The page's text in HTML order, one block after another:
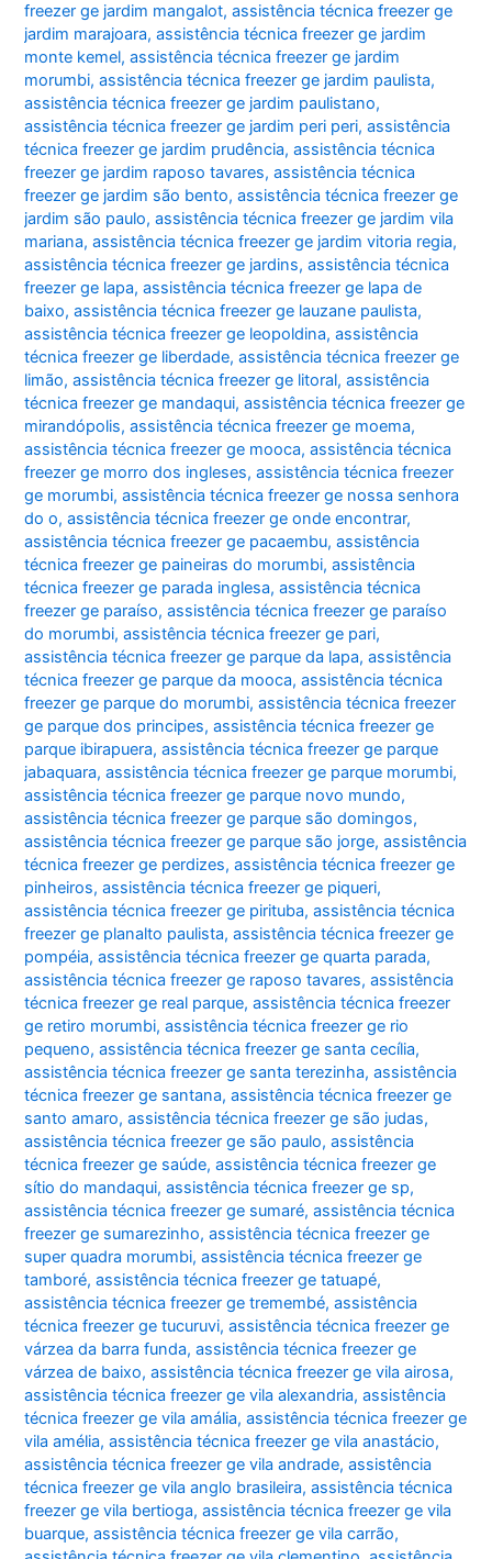
freezer ge jardim mangalot,assistência técnica freezer ge
jardim marajoara,assistência técnica freezer ge jardim
monte kemel,assistência técnica freezer ge jardim
morumbi,assistência técnica freezer ge jardim paulista,
assistência técnica freezer ge jardim paulistano,
assistência técnica freezer ge jardim peri peri,assistência
técnica freezer ge jardim prudência,assistência técnica
freezer ge jardim raposo tavares,assistência técnica
freezer ge jardim são bento,assistência técnica freezer ge
jardim são paulo,assistência técnica freezer ge jardim vila
mariana,assistência técnica freezer ge jardim vitoria regia,
assistência técnica freezer ge jardins,assistência técnica
freezer ge lapa,assistência técnica freezer ge lapa de
baixo,assistência técnica freezer ge lauzane paulista,
assistência técnica freezer ge leopoldina,assistência
técnica freezer ge liberdade,assistência técnica freezer ge
limão,assistência técnica freezer ge litoral,assistência
técnica freezer ge mandaqui,assistência técnica freezer ge
mirandópolis,assistência técnica freezer ge moema,
assistência técnica freezer ge mooca,assistência técnica
freezer ge morro dos ingleses,assistência técnica freezer
ge morumbi,assistência técnica freezer ge nossa senhora
do o,assistência técnica freezer ge onde encontrar,
assistência técnica freezer ge pacaembu,assistência
técnica freezer ge paineiras do morumbi,assistência
técnica freezer ge parada inglesa,assistência técnica
freezer ge paraíso,assistência técnica freezer ge paraíso
do morumbi,assistência técnica freezer ge pari,
assistência técnica freezer ge parque da lapa,assistência
técnica freezer ge parque da mooca,assistência técnica
freezer ge parque do morumbi,assistência técnica freezer
ge parque dos principes,assistência técnica freezer ge
parque ibirapuera,assistência técnica freezer ge parque
jabaquara,assistência técnica freezer ge parque morumbi,
assistência técnica freezer ge parque novo mundo,
assistência técnica freezer ge parque são domingos,
assistência técnica freezer ge parque são jorge,assistência
técnica freezer ge perdizes,assistência técnica freezer ge
pinheiros,assistência técnica freezer ge piqueri,
assistência técnica freezer ge pirituba,assistência técnica
freezer ge planalto paulista,assistência técnica freezer ge
pompéia,assistência técnica freezer ge quarta parada,
assistência técnica freezer ge raposo tavares,assistência
técnica freezer ge real parque,assistência técnica freezer
ge retiro morumbi,assistência técnica freezer ge rio
pequeno,assistência técnica freezer ge santa cecília,
assistência técnica freezer ge santa terezinha,assistência
técnica freezer ge santana,assistência técnica freezer ge
santo amaro,assistência técnica freezer ge são judas,
assistência técnica freezer ge são paulo,assistência
técnica freezer ge saúde,assistência técnica freezer ge
sítio do mandaqui,assistência técnica freezer ge sp,
assistência técnica freezer ge sumaré,assistência técnica
freezer ge sumarezinho,assistência técnica freezer ge
super quadra morumbi,assistência técnica freezer ge
tamboré,assistência técnica freezer ge tatuapé,
assistência técnica freezer ge tremembé,assistência
técnica freezer ge tucuruvi,assistência técnica freezer ge
várzea da barra funda,assistência técnica freezer ge
várzea de baixo,assistência técnica freezer ge vila airosa,
assistência técnica freezer ge vila alexandria,assistência
técnica freezer ge vila amália,assistência técnica freezer ge
vila amélia,assistência técnica freezer ge vila anastácio,
assistência técnica freezer ge vila andrade,assistência
técnica freezer ge vila anglo brasileira,assistência técnica
freezer ge vila bertioga,assistência técnica freezer ge vila
buarque,assistência técnica freezer ge vila carrão,